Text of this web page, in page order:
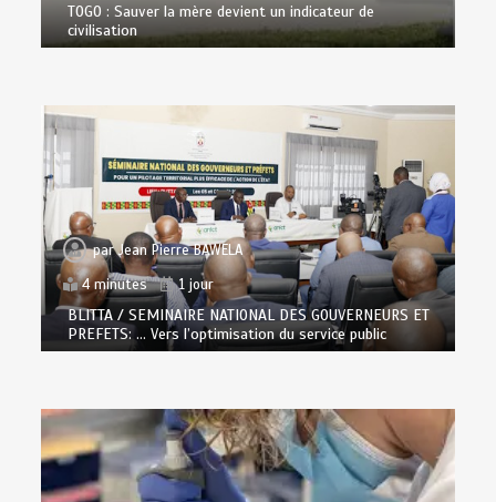
TOGO : Sauver la mère devient un indicateur de
civilisation
parJean Pierre BAWELA
4 minutes
1 jour
BLITTA / SEMINAIRE NATIONAL DES GOUVERNEURS ET
PREFETS: … Vers l’optimisation du service public